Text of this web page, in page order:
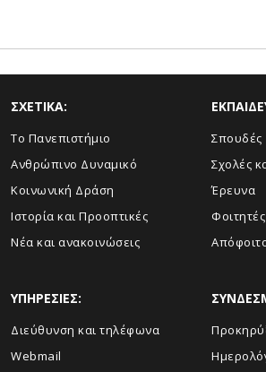
ΣΧΕΤΙΚΑ:
Το Πανεπιστήμιο
Ανθρώπινο Δυναμικό
Κοινωνική Δράση
Ιστορία και Προοπτικές
Νέα και ανακοινώσεις
Σπουδές
Σχολές
Έρευνα
Φοιτητές
ΥΠΗΡΕΣΙΕΣ:
Διεύθυνση και τηλέφωνα
Webmail